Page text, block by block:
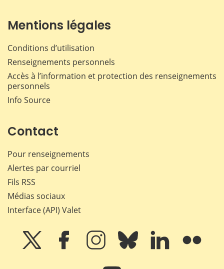
Mentions légales
Conditions d’utilisation
Renseignements personnels
Accès à l’information et protection des renseignements
personnels
Info Source
Contact
Pour renseignements
Alertes par courriel
Fils RSS
Médias sociaux
Interface (API) Valet